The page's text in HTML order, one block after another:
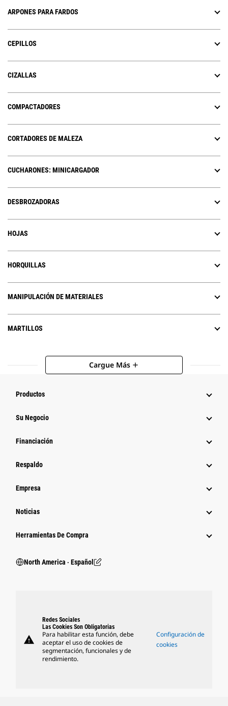
ARPONES PARA FARDOS
CEPILLOS
CIZALLAS
COMPACTADORES
CORTADORES DE MALEZA
CUCHARONES: MINICARGADOR
DESBROZADORAS
HOJAS
HORQUILLAS
MANIPULACIÓN DE MATERIALES
MARTILLOS
Cargue Más add
Productos
Su Negocio
Financiación
Respaldo
Empresa
Noticias
Herramientas De Compra
North America ‧ Español
warning
Redes Sociales
Las Cookies Son Obligatorias
Para habilitar esta función, debe
aceptar el uso de cookies de
segmentación, funcionales y de
rendimiento.
Configuración de
cookies